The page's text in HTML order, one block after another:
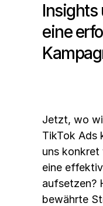
Insights
eine
Jetzt, wo
TikTok Ads
uns konkret
eine
aufsetzen?
bewährte